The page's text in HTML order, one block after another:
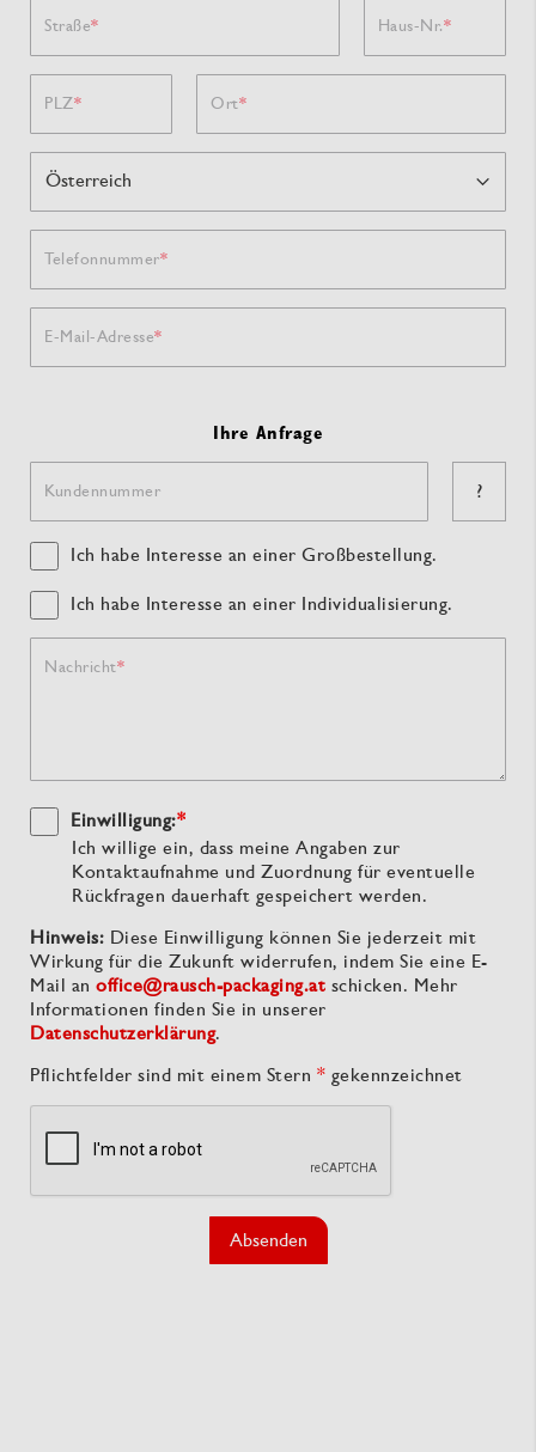
Straße Haus-Nr.
PLZ Ort
Telefonnummer
E-Mail-Adresse
Ihre Anfrage
Kundennummer ?
Ich habe Interesse an einer Großbestellung.
Ich habe Interesse an einer Individualisierung.
Nachricht
Einwilligung:*
Ich willige ein, dass meine Angaben zur
Kontaktaufnahme und Zuordnung für eventuelle
Rückfragen dauerhaft gespeichert werden.
Hinweis: Diese Einwilligung können Sie jederzeit mit
Wirkung für die Zukunft widerrufen, indem Sie eine E-
Mail an office@rausch-packaging.at
Informationen finden Sie in unserer
Datenschutzerklärung.
Pflichtfelder sind mit einem Stern * gekennzeichnet
Absenden